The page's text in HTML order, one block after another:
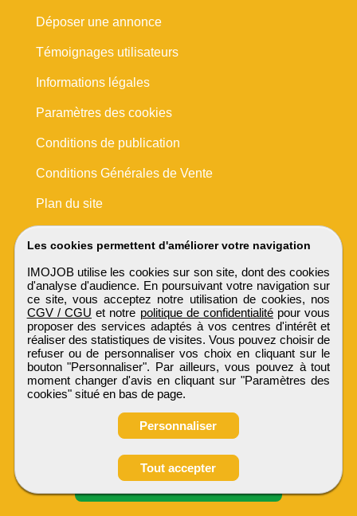
Obtenir ses
coordonnées
Les cookies permettent d'améliorer votre navigation
IMOJOB utilise les cookies sur son site, dont des cookies
d'analyse d'audience. En poursuivant votre navigation sur
ce site, vous acceptez notre utilisation de cookies, nos
CGV / CGU et notre politique de confidentialité pour vous
proposer des services adaptés à vos centres d'intérêt et
réaliser des statistiques de visites. Vous pouvez choisir de
refuser ou de personnaliser vos choix en cliquant sur le
bouton "Personnaliser". Par ailleurs, vous pouvez à tout
moment changer d'avis en cliquant sur "Paramètres des
cookies" situé en bas de page.
Personnaliser
Tout accepter
Déposer une annonce
Témoignages utilisateurs
Informations légales
Paramètres des cookies
Conditions de publication
Conditions Générales de Vente
Plan du site
IMOJOB
Tous droits réservés © 1999 - 2026